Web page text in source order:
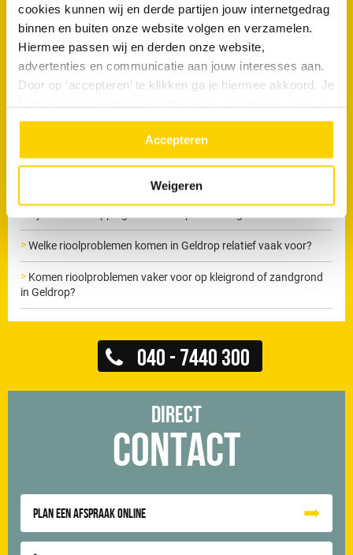
cookies kunnen wij en derde partijen jouw internetgedrag
binnen en buiten onze website volgen en verzamelen.
Hiermee passen wij en derden onze website,
advertenties en communicatie aan jouw interesses aan.
Door op ‘accepteren’ te klikken ga je hiermee akkoord. Je
meer over in onsprivacy beleid.
Accepteren
Weigeren
Maak nu een afspraak
Veelgestelde vragen
Welke oorzaken van verstoppingen zien jullie het meest in
Welke rioolproblemen komen in Geldrop relatief vaak voor?
Komen rioolproblemen vaker voor op kleigrond of zandgrond
in Geldrop?
040 - 7440 300
Direct
Contact
Plan een afspraak online